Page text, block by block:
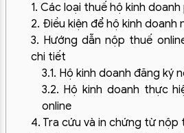
1. Các loại thuế hộ kinh
2. Điều kiện để hộ kinh doanh
3. Hướng dẫn nộp thuế
chi tiết
3.1. Hộ kinh doanh đăng ký
3.2. Hộ kinh doanh thực
online
4. Tra cứu và in chứng từ nộp